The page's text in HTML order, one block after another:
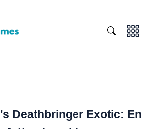
Deathbringer Exotic: En